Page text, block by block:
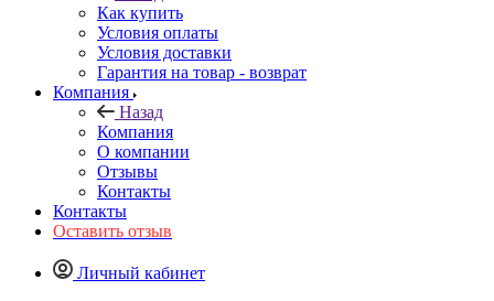
Как купить
Условия оплаты
Условия доставки
Гарантия на товар - возврат
Компания
Назад
Компания
О компании
Отзывы
Контакты
Контакты
Оставить отзыв
Личный кабинет